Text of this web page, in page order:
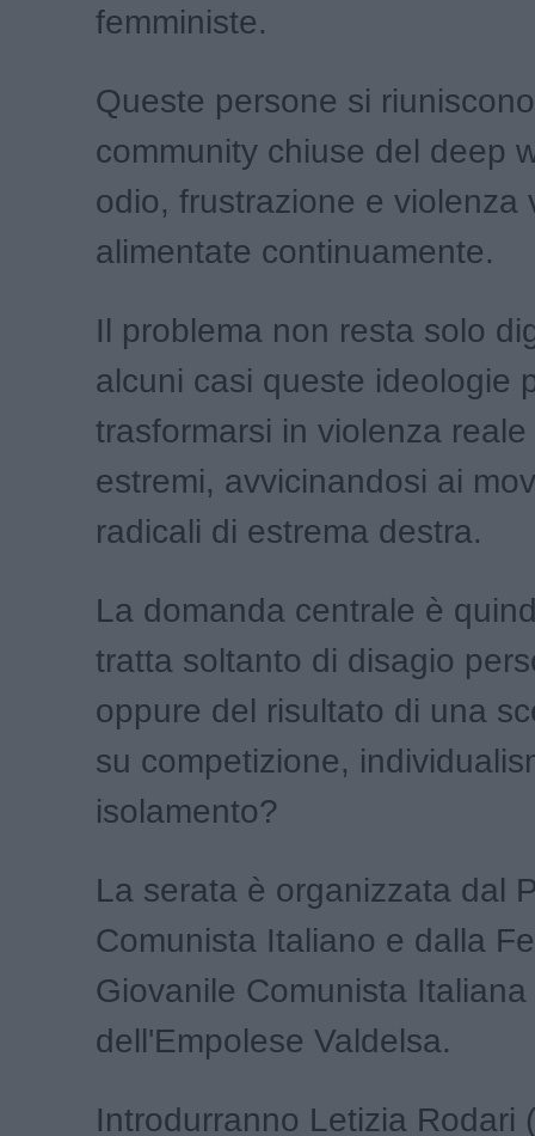
femministe.
Queste persone si
community chiuse del deep
odio, frustrazione e violenza
alimentate continuamente.
Il problema non resta solo
alcuni casi queste ideologie
trasformarsi in violenza
estremi, avvicinandosi ai
radicali di estrema destra.
La domanda centrale è
tratta soltanto di disagio
oppure del risultato di una
su competizione,
isolamento?
La serata è organizzata dal
Comunista Italiano e dalla
Giovanile Comunista Italiana
dell'Empolese Valdelsa.
Introdurranno Letizia Rodari